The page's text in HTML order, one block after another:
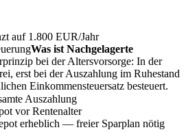
auf 1.800 EUR/Jahr
Was ist Nachgelagerte
bei der Altersvorsorge: In der
erst bei der Auszahlung im Ruhestand
Einkommensteuersatz besteuert.
Auszahlung
vor Rentenalter
erheblich — freier Sparplan nötig